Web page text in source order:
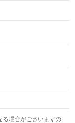
り
場合がございますの